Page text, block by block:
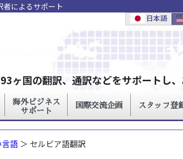
者によるサポート
語 ＞ セルビア語翻訳